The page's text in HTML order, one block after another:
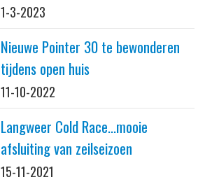
1-3-2023
Nieuwe Pointer 30 te bewonderen
tijdens open huis
11-10-2022
Langweer Cold Race...mooie
afsluiting van zeilseizoen
15-11-2021